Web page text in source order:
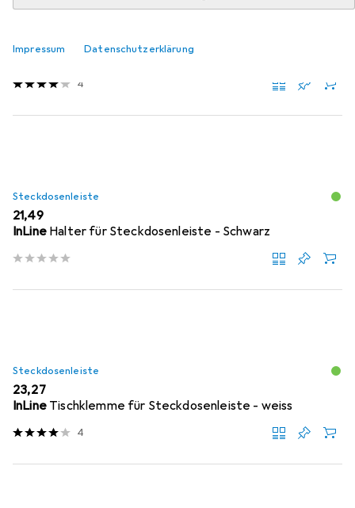
Impressum Datenschutzerklärung
EUR
9,25 bei 2 Stück
InLine Tischklemme für Steckdosenleiste
4
Steckdosenleiste
EUR
21,49
InLine Halter für Steckdosenleiste - Schwarz
Steckdosenleiste
EUR
23,27
InLine Tischklemme für Steckdosenleiste - weiss
4